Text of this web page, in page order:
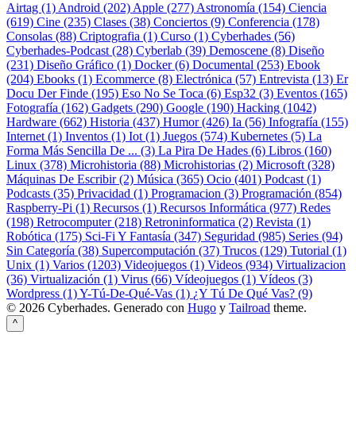
Airtag (1) Android (202) Apple (277) Astronomía (154) Ciencia
(619) Cine (235) Clases (38) Conciertos (9) Conferencia (178)
Consolas (88) Criptografia (1) Curso (1) Cyberhades (56)
Cyberhades-Podcast (28) Cyberlab (39) Demoscene (8) Diseño
(231) Diseño Gráfico (1) Docker (6) Documental (253) Ebook
(204) Ebooks (1) Ecommerce (8) Electrónica (57) Entrevista (13) Er
Docu Der Finde (195) Eso No Se Toca (6) Esp32 (3) Eventos (165)
Fotografía (162) Gadgets (290) Google (190) Hacking (1042)
Hardware (662) Historia (437) Humor (426) Ia (56) Infografía (155)
Internet (1) Inventos (1) Iot (1) Juegos (574) Kubernetes (5) La
Forma Más Sencilla De ... (3) La Pira De Hades (6) Libros (160)
Linux (378) Microhistoria (88) Microhistorias (2) Microsoft (328)
Máquinas De Escribir (2) Música (365) Ocio (401) Podcast (1)
Podcasts (35) Privacidad (1) Programacion (3) Programación (854)
Raspberry-Pi (1) Recursos (1) Recursos Informática (977) Redes
(198) Retrocomputer (218) Retroninformatica (2) Revista (1)
Robótica (175) Sci-Fi Y Fantasía (347) Seguridad (985) Series (94)
Sin Categoría (38) Supercomputación (37) Trucos (129) Tutorial (1)
Unix (1) Varios (1203) Videojuegos (1) Videos (934) Virtualizacion
(36) Virtualización (1) Virus (66) Vídeojuegos (1) Vídeos (3)
Wordpress (1)Y-Tú-De-Qué-Vas (1) ¿Y Tú De Qué Vas? (9)
© 2026 Cyberhades. Generado con Hugo y Tailroad theme.
^